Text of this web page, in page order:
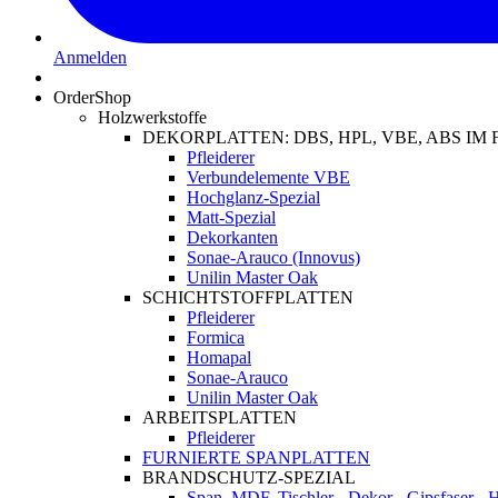
Anmelden
OrderShop
Holzwerkstoffe
DEKORPLATTEN: DBS, HPL, VBE, ABS IM
Pfleiderer
Verbundelemente VBE
Hochglanz-Spezial
Matt-Spezial
Dekorkanten
Sonae-Arauco (Innovus)
Unilin Master Oak
SCHICHTSTOFFPLATTEN
Pfleiderer
Formica
Homapal
Sonae-Arauco
Unilin Master Oak
ARBEITSPLATTEN
Pfleiderer
FURNIERTE SPANPLATTEN
BRANDSCHUTZ-SPEZIAL